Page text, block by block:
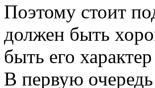
Поэтому стоит
должен быть
быть его
В первую